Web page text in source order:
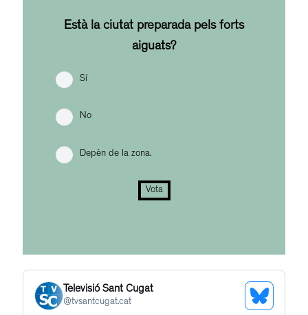
Està la ciutat preparada pels forts
aiguats?
Sí
No
Depèn de la zona.
Vota
Televisió Sant Cugat
@tvsantcugat.cat
See